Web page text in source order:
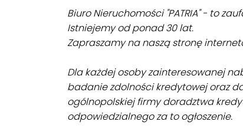
Biuro Nieruchomości "PATRIA" - to
Istniejemy od ponad 30 lat.
Zapraszamy na naszą stronę
Dla każdej osoby zainteresowanej
badanie zdolności kredytowej oraz
ogólnopolskiej firmy doradztwa
odpowiedzialnego za to ogłoszenie.